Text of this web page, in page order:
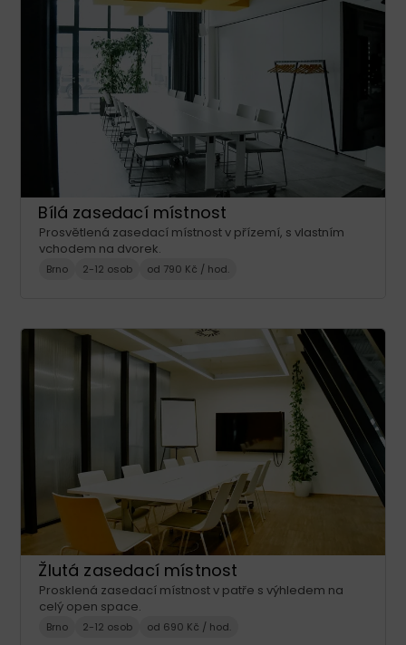
Bílá zasedací místnost
Prosvětlená zasedací místnost v přízemí, s vlastním
vchodem na dvorek.
Brno 2-12 osob od 790 Kč / hod.
Žlutá zasedací místnost
Prosklená zasedací místnost v patře s výhledem na
celý open space.
Brno 2-12 osob od 690 Kč / hod.